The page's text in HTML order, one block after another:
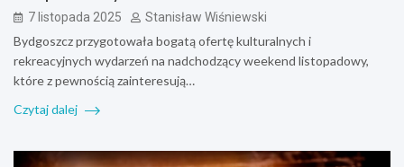
7 listopada 2025 Stanisław Wiśniewski
Bydgoszcz przygotowała bogatą ofertę kulturalnych i
rekreacyjnych wydarzeń na nadchodzący weekend listopadowy,
które z pewnością zainteresują…
Czytaj dalej